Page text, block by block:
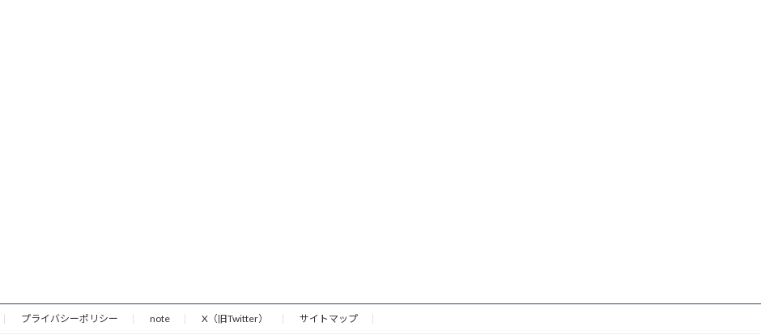
プライバシーポリシー note X（旧Twitter） サイトマップ